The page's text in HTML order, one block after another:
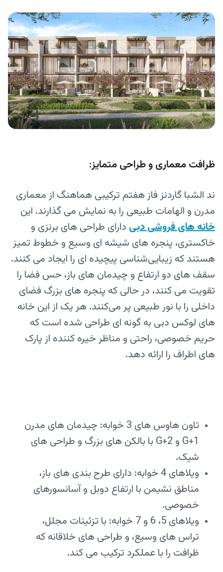
ظرافت معماری و طراحی متمایز:
ند الشبا گاردنز فاز هفتم ترکیبی هماهنگ از معماری
مدرن و الهامات طبیعی را به نمایش می‌ گذارند. این
خانه های فروشی دبی دارای طراحی های برنزی و
خاکستری، پنجره‌ های شیشه‌ ای وسیع و خطوط تمیز
هستند که زیبایی‌شناسی پیچیده‌ ای را ایجاد می‌ کنند.
سقف‌ های دو ارتفاع و چیدمان‌ های باز، حس فضا را
تقویت می‌ کنند، در حالی که پنجره‌ های بزرگ فضای
داخلی را با نور طبیعی پر می‌کنند. هر یک از این خانه
های لوکس دبی به گونه ای طراحی شده است که
حریم خصوصی، راحتی و مناظر خیره کننده از پارک
های اطراف را ارائه دهد.
تاون هاوس های 3 خوابه: چیدمان های مدرن
G+1 و G+2 با بالکن های بزرگ و طراحی های
شیک.
ویلاهای 4 خوابه: دارای طرح‌ بندی‌ های باز،
مناطق نشیمن با ارتفاع دوبل و آسانسورهای
خصوصی.
ویلاهای 5، 6 و 7 خوابه: با تزئینات مجلل،
تراس های وسیع، و طراحی های خلاقانه که
ظرافت را با عملکرد ترکیب می کند.